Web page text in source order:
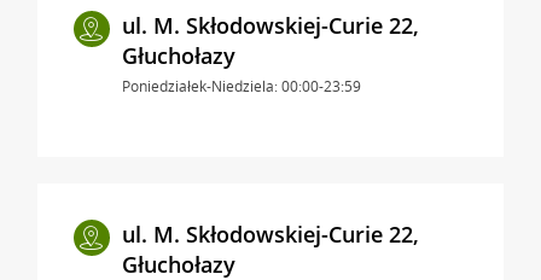
ul. M. Skłodowskiej-Curie 22,
Głuchołazy
Poniedziałek-Niedziela: 00:00-23:59
ul. M. Skłodowskiej-Curie 22,
Głuchołazy